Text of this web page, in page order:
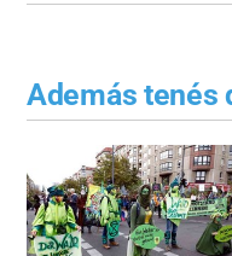
Además tenés